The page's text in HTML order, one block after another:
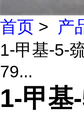
首页 > 产
1-甲基-5-
79...
1-甲基